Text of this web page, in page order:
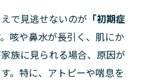
で見逃せないのが 「初期症
咳や鼻水が長引く、肌にか
族に見られる場合、原因が
。特に、アトピーや喘息を